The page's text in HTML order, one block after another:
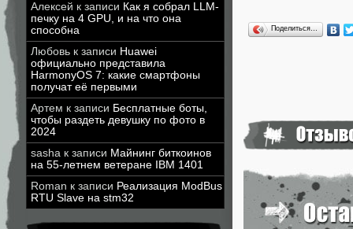
Алексей к записи Как я собрал LLM-
печку на 4 GPU, и на что она
способна
Любовь к записи Huawei
официально представила
HarmonyOS 7: какие смартфоны
получат её первыми
Артем к записи Бесплатные боты,
чтобы раздеть девушку по фото в
2024
sasha к записи Майнинг биткоинов
на 55-летнем ветеране IBM 1401
Roman к записи Реализация ModBus
RTU Slave на stm32
Поделиться…